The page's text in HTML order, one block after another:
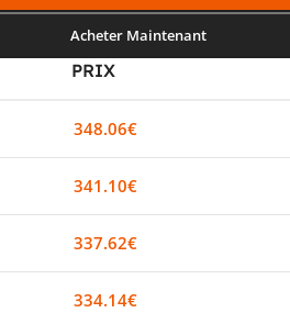
Acheter Maintenant
PRIX
348.06€
341.10€
337.62€
334.14€